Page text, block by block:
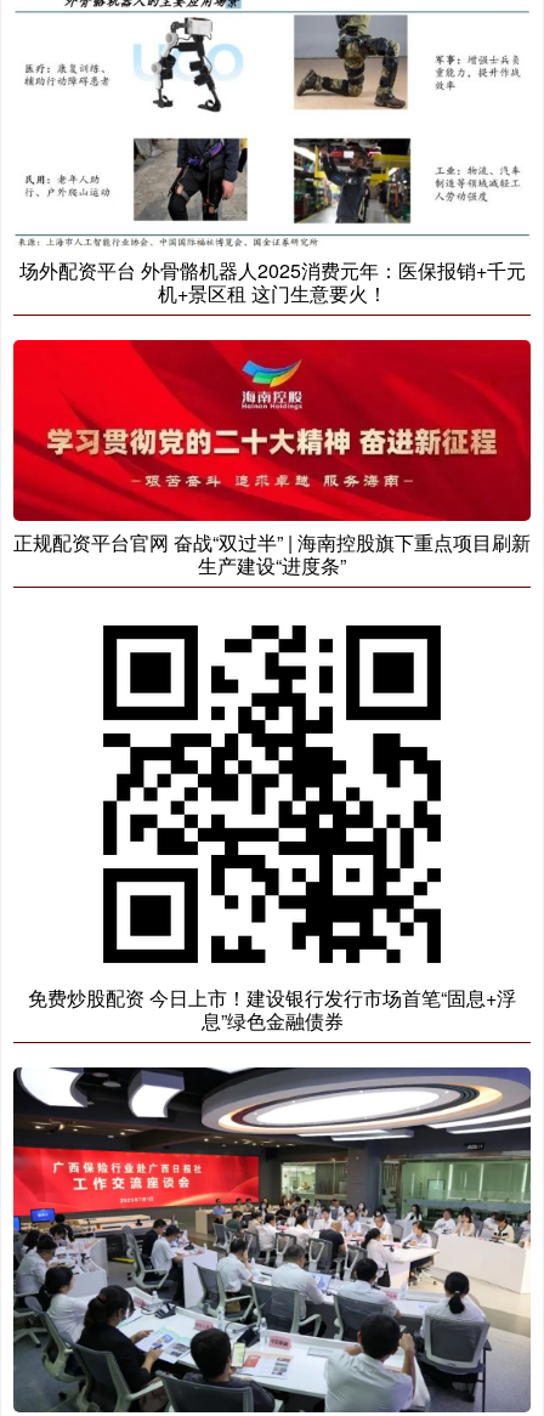
场外配资平台 外骨骼机器人2025消费元年：医保报销+千元
机+景区租 这门生意要火！
正规配资平台官网 奋战“双过半” | 海南控股旗下重点项目刷新
生产建设“进度条”
免费炒股配资 今日上市！建设银行发行市场首笔“固息+浮
息”绿色金融债券